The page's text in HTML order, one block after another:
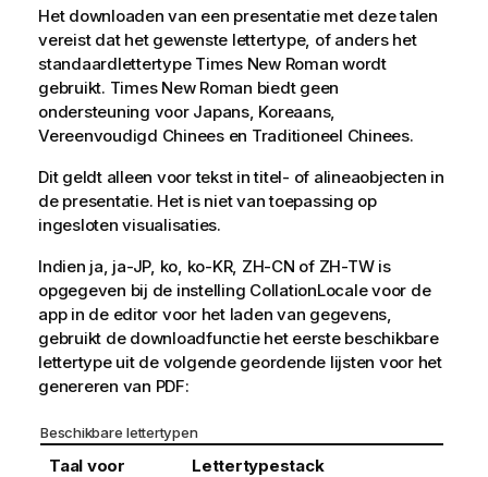
Het downloaden van een presentatie met deze talen
vereist dat het gewenste lettertype, of anders het
standaardlettertype Times New Roman wordt
gebruikt. Times New Roman biedt geen
ondersteuning voor Japans, Koreaans,
Vereenvoudigd Chinees en Traditioneel Chinees.
Dit geldt alleen voor tekst in titel- of alineaobjecten in
de presentatie. Het is niet van toepassing op
ingesloten visualisaties.
Indien ja, ja-JP, ko, ko-KR, ZH-CN of ZH-TW is
opgegeven bij de instelling CollationLocale voor de
app in de editor voor het laden van gegevens,
gebruikt de downloadfunctie het eerste beschikbare
lettertype uit de volgende geordende lijsten voor het
genereren van PDF:
Beschikbare lettertypen
Taal voor
Lettertypestack